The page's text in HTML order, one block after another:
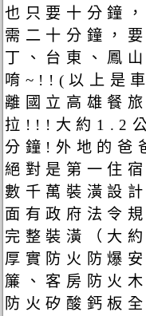
也只要十分鐘
需二十分鐘，
丁、台東、鳳
唷~!!(以上是
離國立高雄餐
拉!!!大約1.2公
分鐘!外地的爸
絕對是第一住
數千萬裝潢設
面有政府法令
完整裝潢（大
厚實防火防爆
簾、客房防火
防火矽酸鈣板